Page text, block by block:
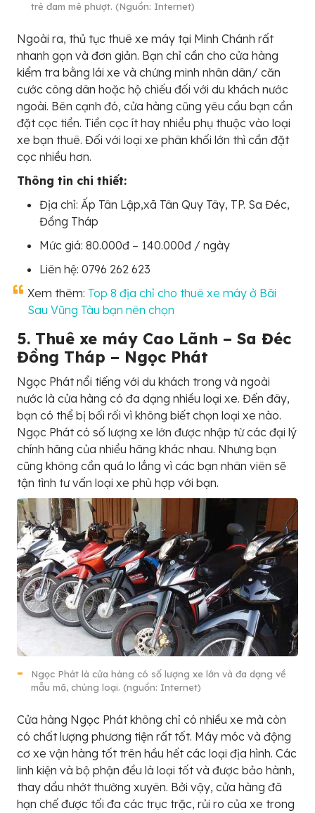
trẻ đam mê phượt. (Nguồn: Internet)
Ngoài ra, thủ tục thuê xe máy tại Minh Chánh rất
nhanh gọn và đơn giản. Bạn chỉ cần cho cửa hàng
kiểm tra bằng lái xe và chứng minh nhân dân/ căn
cước công dân hoặc hộ chiếu đối với du khách nước
ngoài. Bên cạnh đó, cửa hàng cũng yêu cầu bạn cần
đặt cọc tiền. Tiền cọc ít hay nhiều phụ thuộc vào loại
xe bạn thuê. Đối với loại xe phân khối lớn thì cần đặt
cọc nhiều hơn.
Thông tin chi thiết:
Địa chỉ: Ấp Tân Lập,xã Tân Quy Tây, TP. Sa Đéc,
Đồng Tháp
Mức giá: 80.000đ – 140.000đ / ngày
Liên hệ: 0796 262 623
Xem thêm: Top 8 địa chỉ cho thuê xe máy ở Bãi
Sau Vũng Tàu bạn nên chọn
5. Thuê xe máy Cao Lãnh – Sa Đéc
Đồng Tháp – Ngọc Phát
Ngọc Phát nổi tiếng với du khách trong và ngoài
nước là cửa hàng có đa dạng nhiều loại xe. Đến đây,
bạn có thể bị bối rối vì không biết chọn loại xe nào.
Ngọc Phát có số lượng xe lớn được nhập từ các đại lý
chính hãng của nhiều hãng khác nhau. Nhưng bạn
cũng không cần quá lo lắng vì các bạn nhân viên sẽ
tận tình tư vấn loại xe phù hợp với bạn.
Ngọc Phát là cửa hàng có số lượng xe lớn và đa dạng về
mẫu mã, chủng loại. (nguồn: Internet)
Cửa hàng Ngọc Phát không chỉ có nhiều xe mà còn
có chất lượng phương tiện rất tốt. Máy móc và động
cơ xe vận hàng tốt trên hầu hết các loại địa hình. Các
linh kiện và bộ phận đều là loại tốt và được bảo hành,
thay dầu nhớt thường xuyên. Bởi vậy, cửa hàng đã
hạn chế được tối đa các trục trặc, rủi ro của xe trong